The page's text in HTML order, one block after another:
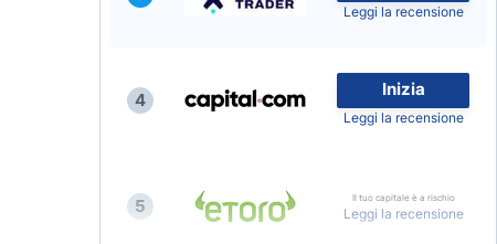
Leggi la recensione
4
Inizia
Leggi la recensione
5 Il tuo capitale è a rischio
Leggi la recensione